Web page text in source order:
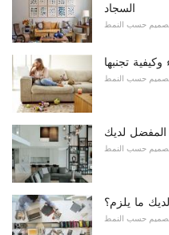
السجاد
تصميم حسب النمط
تجنبها
تصميم حسب النمط
لديك
تصميم حسب النمط
ما يلزم؟
تصميم حسب النمط